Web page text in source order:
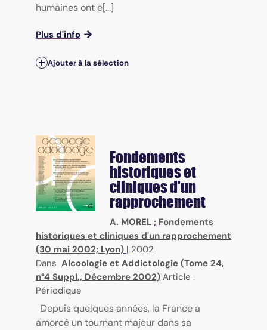
humaines ont e[...]
Plus d'info
Ajouter à la sélection
Fondements
historiques et
cliniques d'un
rapprochement
A. MOREL ; Fondements
historiques et cliniques d'un rapprochement
(30 mai 2002; Lyon) | 2002
Dans Alcoologie et Addictologie (Tome 24,
n°4 Suppl., Décembre 2002) Article :
Périodique
Depuis quelques années, la France a
amorcé un tournant majeur dans sa